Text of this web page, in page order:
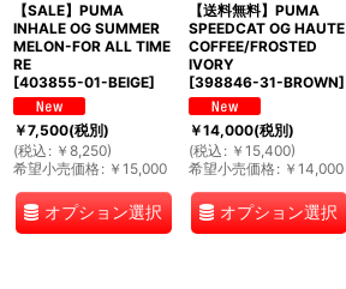
【SALE】PUMA
INHALE OG SUMMER
MELON-FOR ALL TIME
RE
[403855-01-BEIGE]
￥7,500(税別)
(税込 : ￥ 8,250)
希望小売価格: ￥ 15,000
オプション選択
【送料無料】PUMA
SPEEDCAT OG HAUTE
COFFEE/FROSTED
IVORY
[398846-31-BROWN]
￥14,000(税別)
(税込 : ￥ 15,400)
希望小売価格: ￥ 14,000
オプション選択